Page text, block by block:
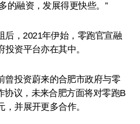
的融资，发展得更快些。”
后，2021年伊始，零跑官宣融
资平台亦在其中。
曾投资蔚来的合肥市政府与零
协议，未来合肥方面将对零跑B
并展开更多合作。